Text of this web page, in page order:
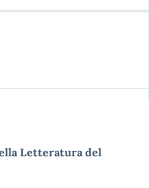
Letteratura del